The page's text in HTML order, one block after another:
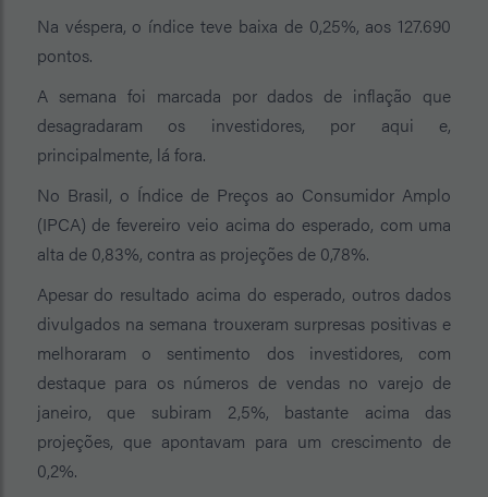
Na véspera, o índice teve baixa de 0,25%, aos 127.690
pontos.
A semana foi marcada por dados de inflação que
desagradaram os investidores, por aqui e,
principalmente, lá fora.
No Brasil, o Índice de Preços ao Consumidor Amplo
(IPCA) de fevereiro veio acima do esperado, com uma
alta de 0,83%, contra as projeções de 0,78%.
Apesar do resultado acima do esperado, outros dados
divulgados na semana trouxeram surpresas positivas e
melhoraram o sentimento dos investidores, com
destaque para os números de vendas no varejo de
janeiro, que subiram 2,5%, bastante acima das
projeções, que apontavam para um crescimento de
0,2%.